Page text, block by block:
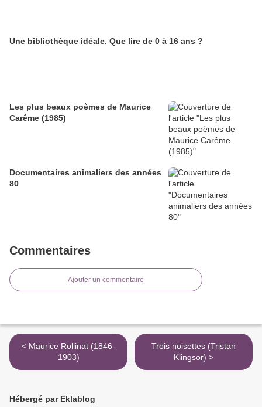
Une bibliothèque idéale. Que lire de 0 à 16 ans ?
Les plus beaux poèmes de Maurice
Carême (1985)
Documentaires animaliers des années
80
Commentaires
Ajouter un commentaire
< Maurice Rollinat (1846-
1903)
Trois noisettes (Tristan
Klingsor) >
Hébergé par Eklablog